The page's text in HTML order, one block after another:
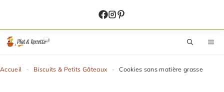
contenu
Accueil - Biscuits & Petits Gâteaux - Cookies sans matière grasse